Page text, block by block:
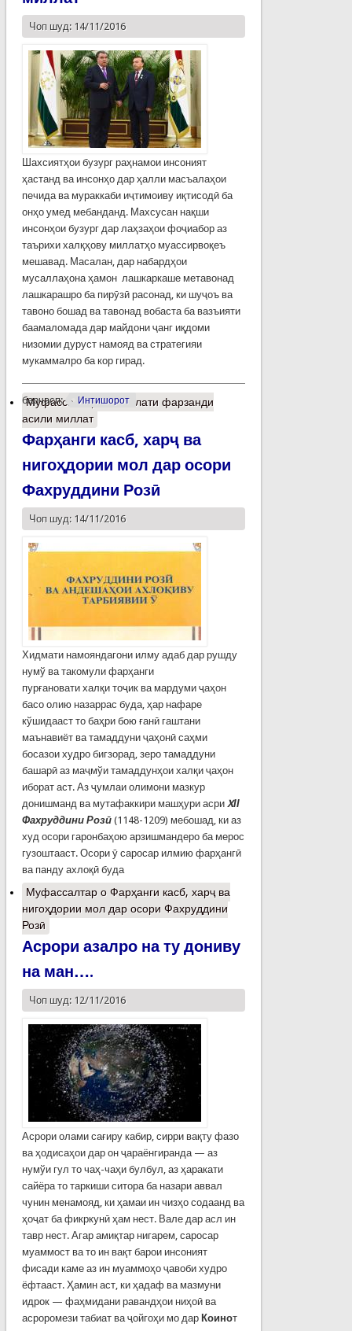
Чоп шуд: 14/11/2016
Шахсиятҳои бузург раҳнамои инсоният
ҳастанд ва инсонҳо дар ҳалли масъалаҳои
печида ва мураккаби иҷтимоиву иқтисодӣ ба
онҳо умед мебанданд. Махсусан нақши
инсонҳои бузург дар лаҳзаҳои фоҷиабор аз
таърихи халқҳову миллатҳо муассирвоқеъ
мешавад. Масалан, дар набардҳои
мусаллаҳона ҳамон лашкаркаше метавонад
лашкарашро ба пирӯзӣ расонад, ки шуҷоъ ва
тавоно бошад ва тавонад вобаста ба вазъияти
баамаломада дар майдони ҷанг иқдоми
низомии дуруст намояд ва стратегияи
мукаммалро ба кор гирад.
барчасп: Интишорот
Муфассалтаро Рисолати фарзанди
асили миллат
Фарҳанги касб, харҷ ва
нигоҳдории мол дар осори
Фахруддини Розӣ
Чоп шуд: 14/11/2016
Хидмати намояндагони илму адаб дар рушду
нумў ва такомули фарҳанги
пурғановати халқи тоҷик ва мардуми ҷаҳон
басо олию назаррас буда, ҳар нафаре
кўшидааст то баҳри бою ғанӣ гаштани
маънавиёт ва тамаддуни ҷаҳонӣ саҳми
босазои худро бигзорад, зеро тамаддуни
башарӣ аз маҷмўи тамаддунҳои халқи ҷаҳон
иборат аст. Аз ҷумлаи олимони мазкур
донишманд ва мутафаккири машҳури асри XІІ
Фахруддини Розӣ(1148-1209) мебошад, ки аз
худ осори гаронбаҳою арзишмандеро ба мерос
гузоштааст. Осори ӯ саросар илмию фарҳангӣ
ва панду ахлоқӣ буда
Муфассалтаро Фарҳанги касб, харҷ ва
нигоҳдории мол дар осори Фахруддини
Розӣ
Асрори азалро на ту дониву
на ман….
Чоп шуд: 12/11/2016
Асрори олами сағиру кабир, сирри вақту фазо
ва ҳодисаҳои дар он ҷараёнгиранда — аз
нумўи гул то чаҳ-чаҳи булбул, аз ҳаракати
сайёра то таркиши ситора ба назари аввал
чунин менамояд, ки ҳамаи ин чизҳо содаанд ва
ҳоҷат ба фикркунӣ ҳам нест. Вале дар асл ин
тавр нест. Агар амиқтар нигарем, саросар
муаммост ва то ин вақт барои инсоният
фисади каме аз ин муаммоҳо ҷавоби худро
ёфтааст. Ҳамин аст, ки ҳадаф ва мазмуни
идрок — фаҳмидани равандҳои ниҳоӣ ва
асроромези табиат ва ҷойгоҳи мо дар Коинот